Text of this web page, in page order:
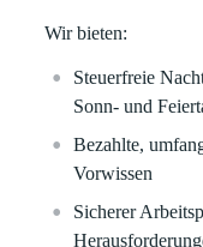
Wir bieten:
Steuerfreie
Sonn- und
Bezahlte,
Vorwissen
Sicherer